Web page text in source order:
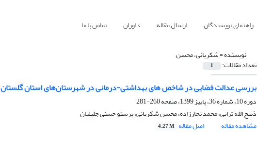
راهنمای نویسندگان ارسال مقاله داوران تماس با ما
نویسنده =شکریانی، محسن
تعداد مقالات: 1
بررسی عدالت فضایی در شاخص های بهداشتی-درمانی در شهرستان‌های استان گلستان
دوره 10، شماره 36، پاییز 1399، صفحه
260-281
ذبیح الله ترابی، محمد نجارزاده، محسن شکریانی، پرستو حسنی جلیلیان
مشاهده مقاله
اصل مقاله 4.27 M